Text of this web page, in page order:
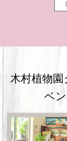
木村植物園
ベ